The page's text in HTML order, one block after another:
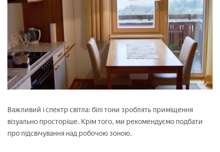
Важливий і спектр світла: білі тони зроблять приміщення
візуально просторіше. Крім того, ми рекомендуємо подбати
про підсвічування над робочою зоною.